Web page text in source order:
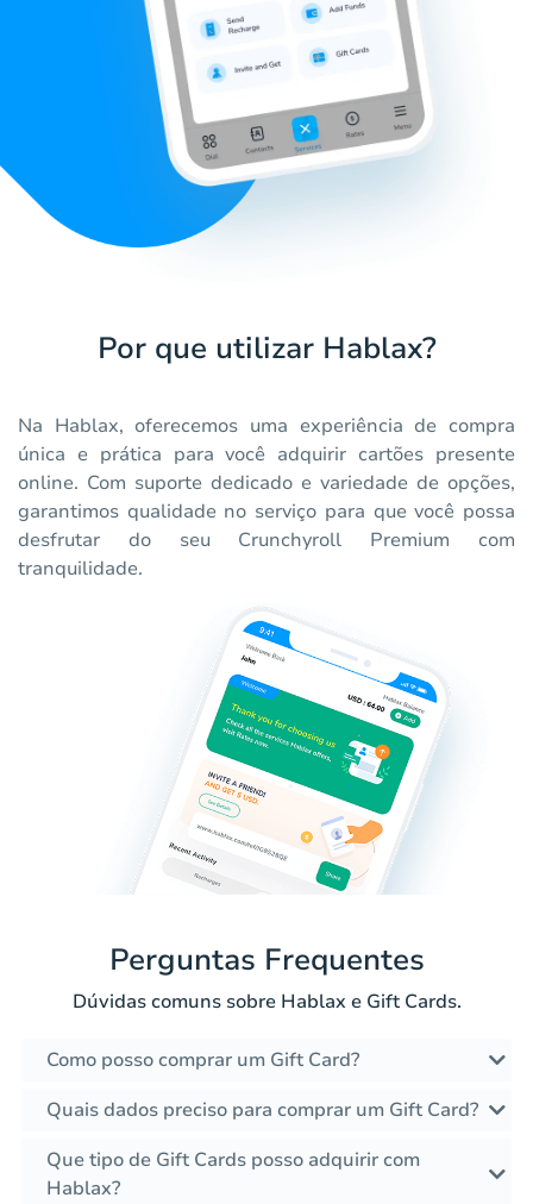
Por que utilizar Hablax?
Na Hablax, oferecemos uma experiência de compra
única e prática para você adquirir cartões presente
online. Com suporte dedicado e variedade de opções,
garantimos qualidade no serviço para que você possa
desfrutar do seu Crunchyroll Premium com
tranquilidade.
Perguntas Frequentes
Dúvidas comuns sobre Hablax e Gift Cards.
Como posso comprar um Gift Card?
Quais dados preciso para comprar um Gift Card?
Que tipo de Gift Cards posso adquirir com
Hablax?